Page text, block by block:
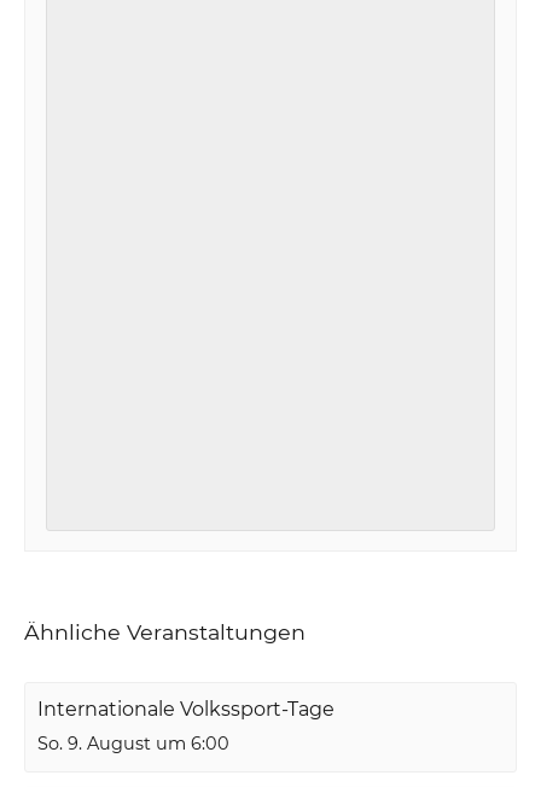
Ähnliche Veranstaltungen
Internationale Volkssport-Tage
So. 9. August um 6:00